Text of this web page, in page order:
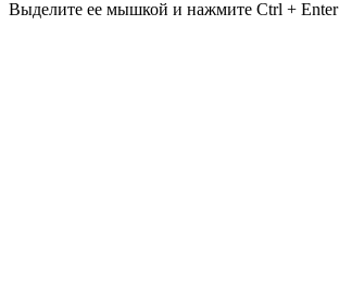
Выделите ее мышкой и нажмите Ctrl + Enter